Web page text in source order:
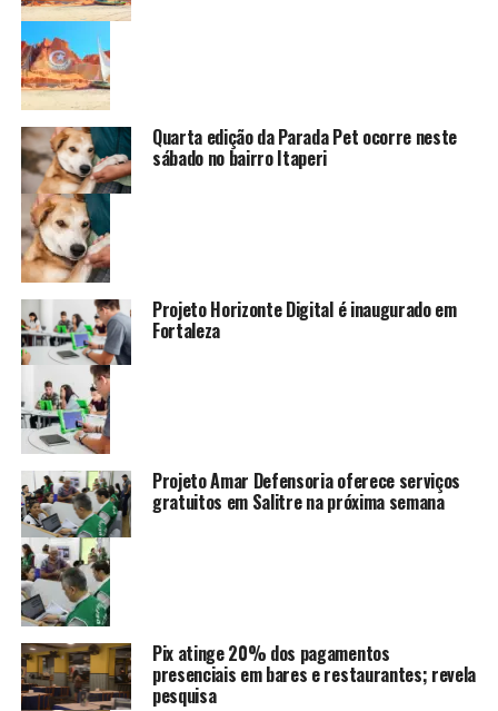
Quarta edição da Parada Pet ocorre neste
sábado no bairro Itaperi
Projeto Horizonte Digital é inaugurado em
Fortaleza
Projeto Amar Defensoria oferece serviços
gratuitos em Salitre na próxima semana
Pix atinge 20% dos pagamentos
presenciais em bares e restaurantes; revela
pesquisa